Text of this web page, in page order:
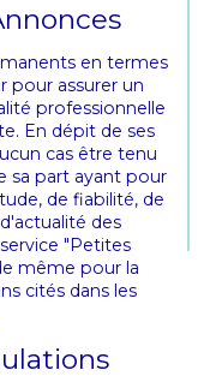
en termes
pour assurer un
professionnelle
En dépit de ses
cas être tenu
sa part ayant pour
de fiabilité, de
des
"Petites
même pour la
cités dans les